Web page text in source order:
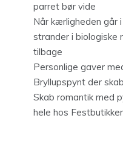
parret bør vide
Når kærligheden går
strander i biologiske
tilbage
Personlige gaver
Bryllupspynt der
Skab romantik med
hele hos